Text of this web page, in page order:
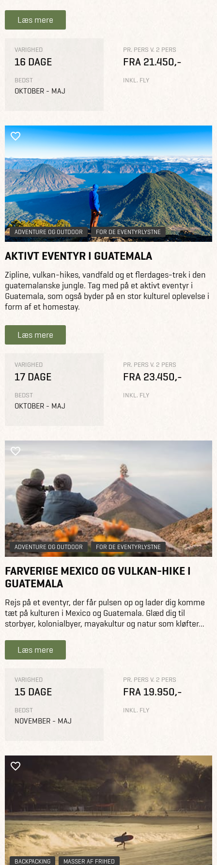
Læs mere
VARIGHED
16 DAGE
BEDST
OKTOBER - MAJ
PR. PERS V. 2 PERS
FRA 21.450,-
INKL. FLY
ADVENTURE OG OUTDOOR FOR DE EVENTYRLYSTNE
AKTIVT EVENTYR I GUATEMALA
Zipline, vulkan-hikes, vandfald og et flerdages-trek i den
guatemalanske jungle. Tag med på et aktivt eventyr i
Guatemala, som også byder på en stor kulturel oplevelse i
form af et homestay.
Læs mere
VARIGHED
17 DAGE
BEDST
OKTOBER - MAJ
PR. PERS V. 2 PERS
FRA 23.450,-
INKL. FLY
ADVENTURE OG OUTDOOR FOR DE EVENTYRLYSTNE
FARVERIGE MEXICO OG VULKAN-HIKE I
GUATEMALA
Rejs på et eventyr, der får pulsen op og lader dig komme
tæt på kulturen i Mexico og Guatemala. Glæd dig til
storbyer, kolonialbyer, mayakultur og natur som kløfter...
Læs mere
VARIGHED
15 DAGE
BEDST
NOVEMBER - MAJ
PR. PERS V. 2 PERS
FRA 19.950,-
INKL. FLY
BACKPACKING MASSER AF FRIHED